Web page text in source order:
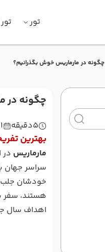
تور
چگونه در مارماریس خوش بگذرانیم؟
چگونه در
5دقیقه
بهترین
مارماریس در
سراسر جهان
خودشان جلب
هستند، سفر
اهداف سال